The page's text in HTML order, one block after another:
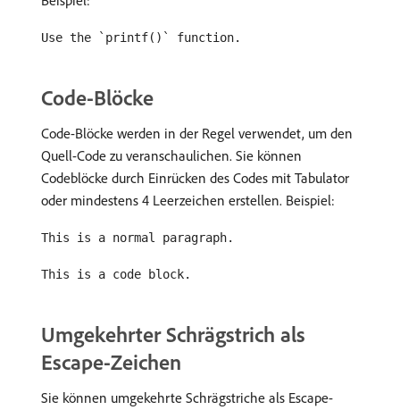
Use the `printf()` function.
Code-Blöcke
Code-Blöcke werden in der Regel verwendet, um den
Quell-Code zu veranschaulichen. Sie können
Codeblöcke durch Einrücken des Codes mit Tabulator
oder mindestens 4 Leerzeichen erstellen. Beispiel:
This is a normal paragraph.
This is a code block.
Umgekehrter Schrägstrich als
Escape-Zeichen
Sie können umgekehrte Schrägstriche als Escape-